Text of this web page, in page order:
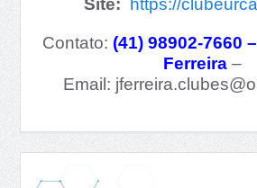
Site: https://
Contato: (41) 98902-7660
Ferreira –
Email: